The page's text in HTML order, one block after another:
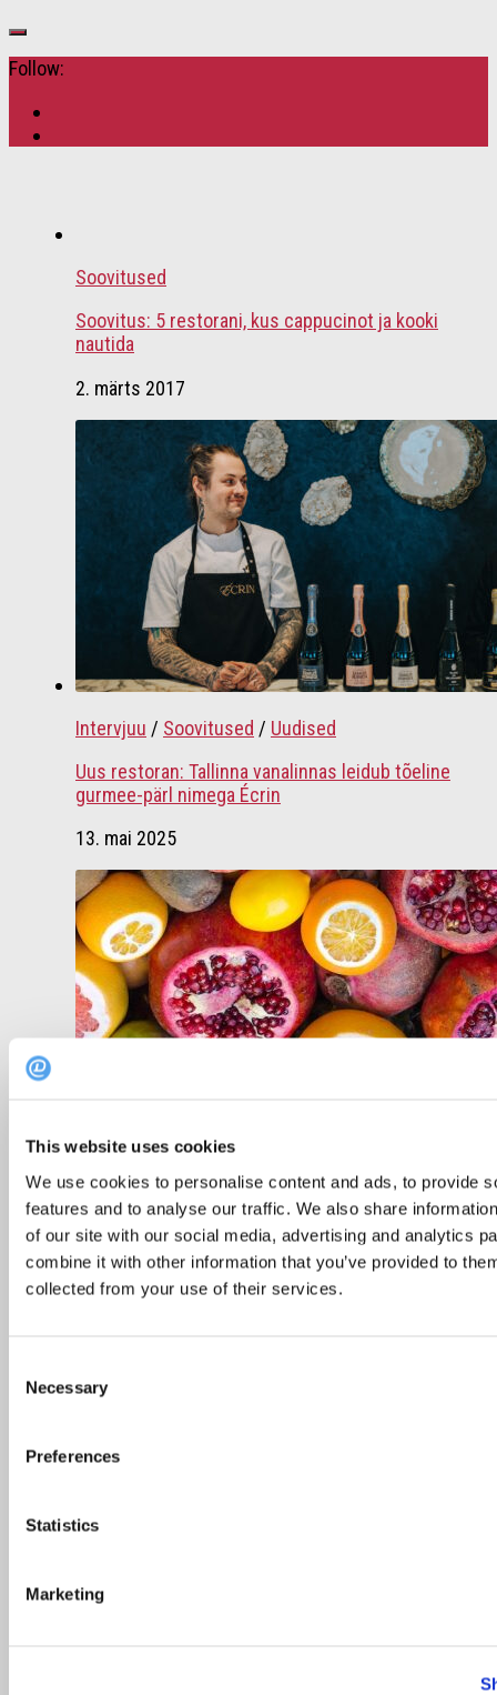
This website uses cookies
We use cookies to personalise content and ads, to provide
features and to analyse our traffic. We also share
of our site with our social media, advertising and analytics
combine it with other information that you’ve provided to
collected from your use of their services.
Selection
Necessary
Preferences
Statistics
Marketing
Follow:
Soovitused
Soovitus: 5 restorani, kus cappucinot ja kooki
nautida
2. märts 2017
Intervjuu / Soovitused / Uudised
Uus restoran: Tallinna vanalinnas leidub tõeline
gurmee-pärl nimega Écrin
13. mai 2025
Soovitused
Soovitus: 7 põnevat restorani ja nende
Instagrami kontod
27. november 2019